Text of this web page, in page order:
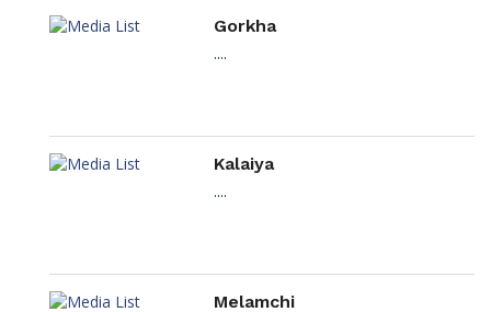
Gorkha
....
Kalaiya
....
Melamchi